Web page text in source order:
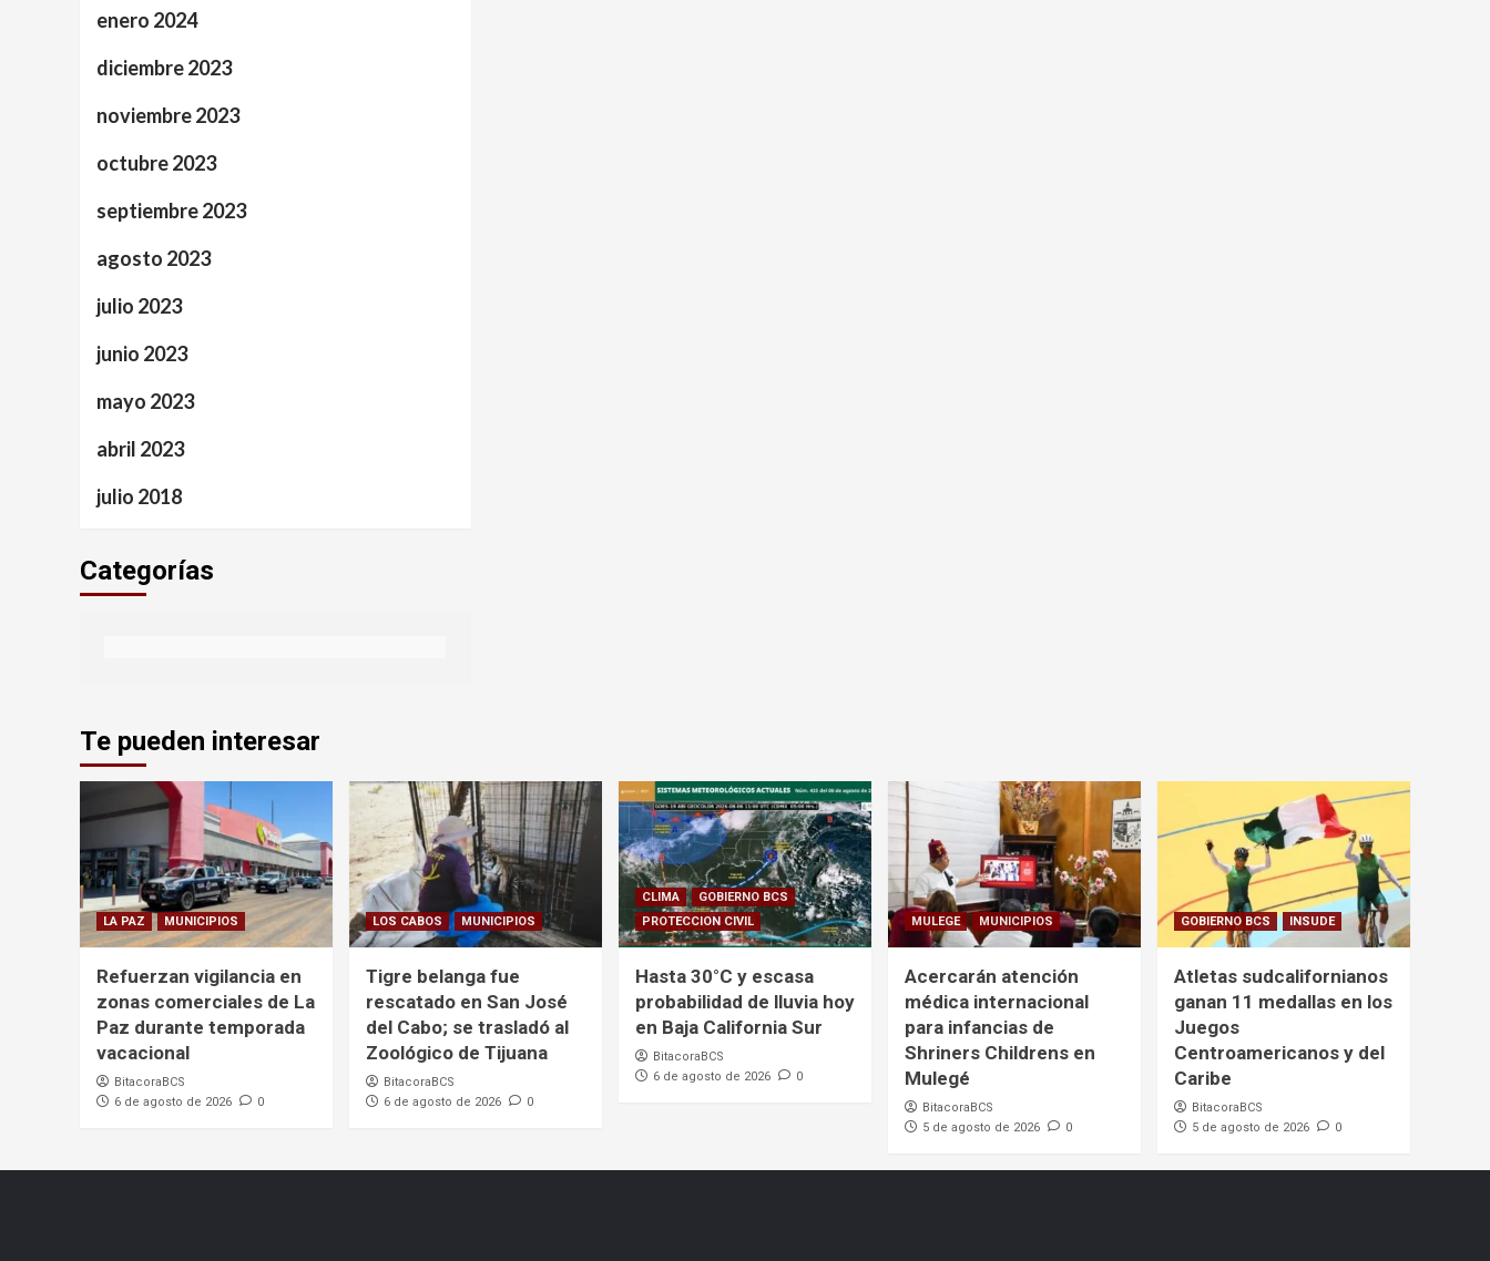
enero 2024
diciembre 2023
noviembre 2023
octubre 2023
septiembre 2023
agosto 2023
julio 2023
junio 2023
mayo 2023
abril 2023
julio 2018
Categorías
Te pueden interesar
LA PAZ MUNICIPIOS
Refuerzan vigilancia en
zonas comerciales de La
Paz durante temporada
vacacional
BitacoraBCS
6 de agosto de 2026
0
LOS CABOS MUNICIPIOS
Tigre belanga fue
rescatado en San José
del Cabo; se trasladó al
Zoológico de Tijuana
BitacoraBCS
6 de agosto de 2026
0
CLIMA
GOBIERNO BCS
PROTECCION CIVIL
Hasta 30°C y escasa
probabilidad de lluvia hoy
en Baja California Sur
BitacoraBCS
6 de agosto de 2026
0
MULEGE MUNICIPIOS
Acercarán atención
médica internacional
para infancias de
Shriners Childrens en
Mulegé
BitacoraBCS
5 de agosto de 2026
0
GOBIERNO BCS INSUDE
Atletas sudcalifornianos
ganan 11 medallas en los
Juegos
Centroamericanos y del
Caribe
BitacoraBCS
5 de agosto de 2026
0